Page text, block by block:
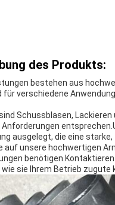
des Produkts:
bestehen aus
für verschiedene
Schussblasen,
ausgelegt, die eine
auf unsere hochwertigen
sie Ihrem Betrieb zugute